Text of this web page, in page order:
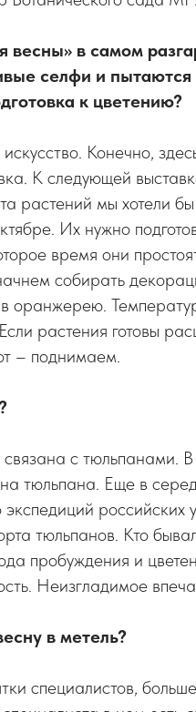
весны» в самом
селфи и пытаются
к цветению?
Конечно,
К следующей
растений мы хотели
Их нужно
время они
собирать
оранжерею.
растения готовы
– поднимаем.
с тюльпанами. В
тюльпана. Еще в
российских
тюльпанов. Кто
пробуждения и
Неизгладимое
в метель?
специалистов,